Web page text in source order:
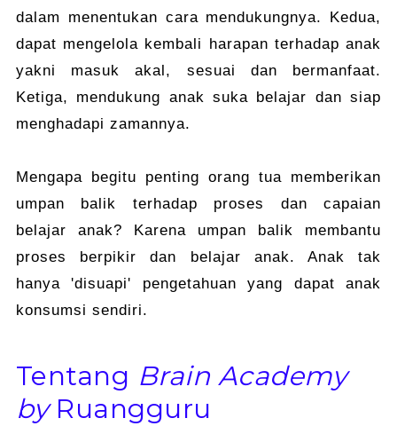
dalam menentukan cara mendukungnya. Kedua,
dapat mengelola kembali harapan terhadap anak
yakni masuk akal, sesuai dan bermanfaat.
Ketiga, mendukung anak suka belajar dan siap
menghadapi zamannya.
Mengapa begitu penting orang tua memberikan
umpan balik terhadap proses dan capaian
belajar anak? Karena umpan balik membantu
proses berpikir dan belajar anak. Anak tak
hanya 'disuapi' pengetahuan yang dapat anak
konsumsi sendiri.
Tentang Brain Academy
byRuangguru